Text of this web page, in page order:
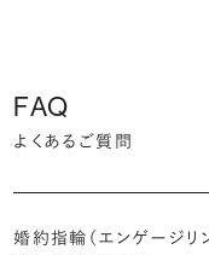
FAQ
よくあるご質問
婚約指輪（エンゲージリ